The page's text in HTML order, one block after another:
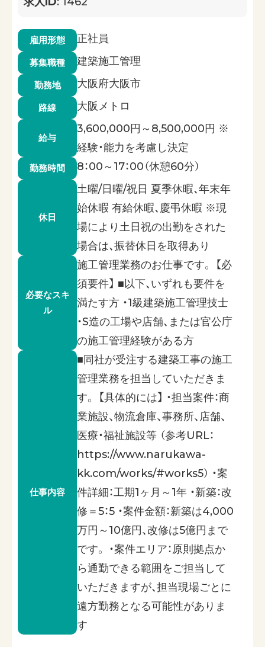
雇用形態 正社員
募集職種 建築施工管理
勤務地 大阪府大阪市
路線 大阪メトロ
給与
3,600,000円～8,500,000円 ※
経験・能力を考慮し決定
勤務時間 8：00～17：00（休憩60分）
休日
土曜/日曜/祝日 夏季休暇、年末年
始休暇 有給休暇、慶弔休暇 ※現
場により土日祝の出勤をされた
場合は、振替休日を取得あり
必要なスキ
ル
施工管理業務のお仕事です。 【必
須要件】 ■以下、いずれも要件を
満たす方 ・1級建築施工管理技士
・S造の工場や店舗、または官公庁
の施工管理経験がある方
仕事内容
■同社が受注する建築工事の施工
管理業務を担当していただきま
す。 【具体的には】 ・担当案件：商
業施設、物流倉庫、事務所、店舗、
医療・福祉施設等 （参考URL：
https://www.narukawa-
kk.com/works/#works5） ・案
件詳細：工期1ヶ月～1年 ・新築：改
修＝5：5 ・案件金額：新築は4,000
万円～10億円、改修は5億円まで
です。 ・案件エリア：原則拠点か
ら通勤できる範囲をご担当して
いただきますが、担当現場ごとに
遠方勤務となる可能性がありま
す